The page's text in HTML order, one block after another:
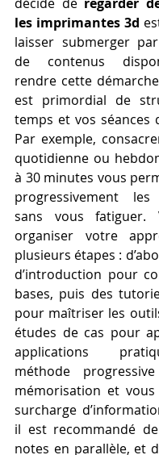
les imprimantes 3d
laisser submerger
de contenus
rendre cette
est primordial de
temps et vos séances
Par exemple,
quotidienne ou
à 30 minutes vous
progressivement
sans vous fatiguer.
organiser votre
plusieurs étapes :
d’introduction pour
bases, puis des
pour maîtriser les
études de cas pour
applications
méthode
mémorisation et vous
surcharge
il est recommandé
notes en parallèle, et